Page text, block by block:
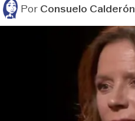
PorConsuelo Calderón